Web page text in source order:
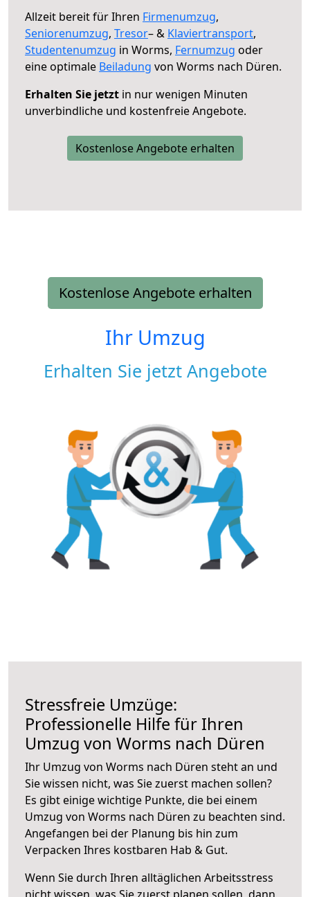
Allzeit bereit für Ihren Firmenumzug,
Seniorenumzug, Tresor– & Klaviertransport,
Studentenumzug in Worms, Fernumzug oder
eine optimale Beiladung von Worms nach Düren.
Erhalten Sie jetzt in nur wenigen Minuten
unverbindliche und kostenfreie Angebote.
Kostenlose Angebote erhalten
Kostenlose Angebote erhalten
Ihr Umzug
Erhalten Sie jetzt Angebote
Stressfreie Umzüge:
Professionelle Hilfe für Ihren
Umzug von Worms nach Düren
Ihr Umzug von Worms nach Düren steht an und
Sie wissen nicht, was Sie zuerst machen sollen?
Es gibt einige wichtige Punkte, die bei einem
Umzug von Worms nach Düren zu beachten sind.
Angefangen bei der Planung bis hin zum
Verpacken Ihres kostbaren Hab & Gut.
Wenn Sie durch Ihren alltäglichen Arbeitsstress